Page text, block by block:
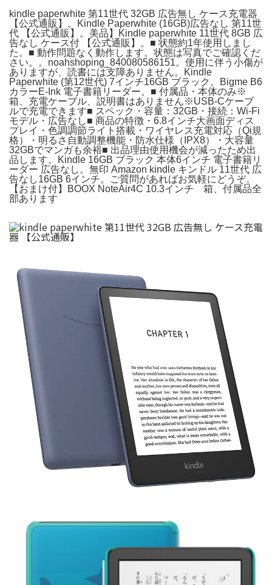
kindle paperwhite 第11世代 32GB 広告無し ケース充電器
【公式通販】。Kindle Paperwhite (16GB)広告なし 第11世
代 【公式通販】。美品】Kindle paperwhite 11世代 8GB 広
告なし ケース付 【公式通販】。■ 状態約1年使用しまし
た。■ 動作問題なく動作します。状態は写真でご確認くだ
さい。。noahshoping_840080586151。使用に伴う小傷が
ありますが、読書には支障ありません。Kindle
Paperwhite (第12世代) 7インチ16GB ブラック。Bigme B6
カラーE-Ink 電子書籍リーダー。■ 付属品・本体のみ※
箱、充電ケーブル、説明書はありません※USB-Cケーブ
ルで充電できます■ スペック・容量：32GB・接続：Wi-Fi
モデル・広告なし■ 商品の特徴・6.8インチ大画面ディス
プレイ・色調調節ライト搭載・ワイヤレス充電対応（Qi規
格）・明るさ自動調整機能・防水仕様（IPX8）・大容量
32GBでマンガも余裕■ 出品理由使用機会が減ったため出
品します。Kindle 16GB ブラック 本体6インチ 電子書籍リ
ーダー 広告なし。無印 Amazon kindle キンドル 11世代 広
告なし16GB 6インチ。ご質問があればお気軽にどうぞ。
【おまけ付】BOOX NoteAir4C 10.3インチ 箱、付属品全
部あります